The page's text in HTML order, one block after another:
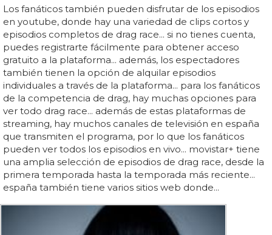
Los fanáticos también pueden disfrutar de los episodios
en youtube, donde hay una variedad de clips cortos y
episodios completos de drag race... si no tienes cuenta,
puedes registrarte fácilmente para obtener acceso
gratuito a la plataforma... además, los espectadores
también tienen la opción de alquilar episodios
individuales a través de la plataforma... para los fanáticos
de la competencia de drag, hay muchas opciones para
ver todo drag race... además de estas plataformas de
streaming, hay muchos canales de televisión en españa
que transmiten el programa, por lo que los fanáticos
pueden ver todos los episodios en vivo... movistar+ tiene
una amplia selección de episodios de drag race, desde la
primera temporada hasta la temporada más reciente...
españa también tiene varios sitios web donde...